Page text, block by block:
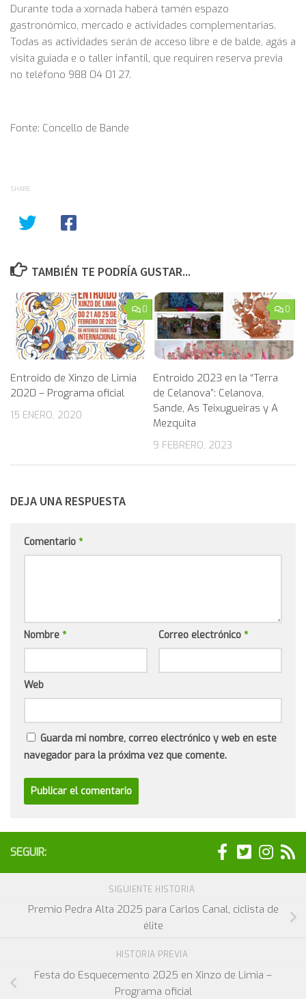
Durante toda a xornada haberá tamén espazo
gastronómico, mercado e actividades complementarias.
Todas as actividades serán de acceso libre e de balde, agás a
visita guiada e o taller infantil, que requiren reserva previa
no teléfono 988 04 01 27.
Fonte: Concello de Bande
SHARE
TAMBIÉN TE PODRÍA GUSTAR...
0
Entroido de Xinzo de Limia
2020 – Programa oficial
15 ENERO, 2020
0
Entroido 2023 en la “Terra
de Celanova”: Celanova,
Sande, As Teixugueiras y A
Mezquita
9 FEBRERO, 2023
DEJA UNA RESPUESTA
Comentario *
Nombre * Correo electrónico *
Web
Guarda mi nombre, correo electrónico y web en este
navegador para la próxima vez que comente.
SEGUIR:
SIGUIENTE HISTORIA
Premio Pedra Alta 2025 para Carlos Canal, ciclista de
élite
HISTORIA PREVIA
Festa do Esquecemento 2025 en Xinzo de Limia –
Programa oficial